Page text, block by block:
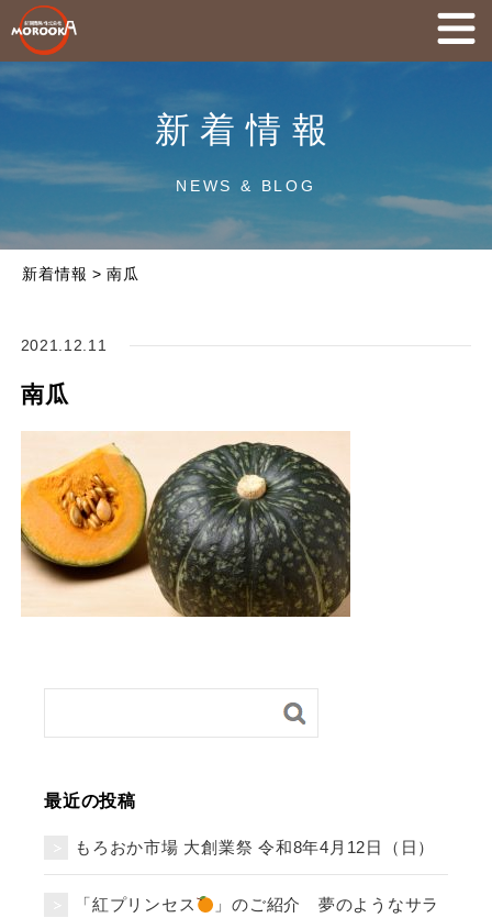
新着情報
NEWS & BLOG
新着情報 > 南瓜
2021.12.11
南瓜
最近の投稿
もろおか市場 大創業祭 令和8年4月12日（日）
「紅プリンセス
」のご紹介 夢のようなサラ